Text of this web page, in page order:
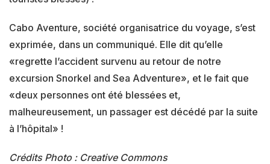
Cabo Aventure, société organisatrice du voyage, s’est
exprimée, dans un communiqué. Elle dit qu’elle
«regrette l’accident survenu au retour de notre
excursion Snorkel and Sea Adventure», et le fait que
«deux personnes ont été blessées et,
malheureusement, un passager est décédé par la suite
à l’hôpital» !
Crédits Photo : Creative Commons